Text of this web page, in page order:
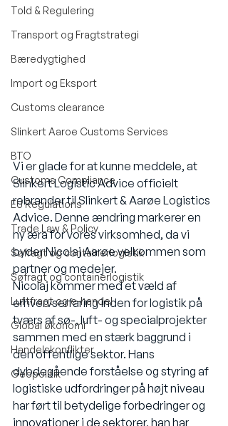
Told & Regulering
Transport og Fragtstrategi
Bæredygtighed
Import og Eksport
Customs clearance
Slinkert Aaroe Customs Services
BTO
Customs Compliance
EU Regulations
Trade Law & Policy
Søfragt og containerlogistik
Søfragt og containerlogistik
Luftfragt og e-handel
Global økonomi
Handelskonflikter
Geopolitik
Vi er glade for at kunne meddele, at
Slinkert Logistic Advice officielt
rebrander til Slinkert & Aarøe Logistics
Advice. Denne ændring markerer en
ny æra for vores virksomhed, da vi
byder Nicolaj Aarøe velkommen som
partner og medejer.
Nicolaj kommer med et væld af
erhvervserfaring inden for logistik på
tværs af sø-, luft- og specialprojekter
sammen med en stærk baggrund i
den offentlige sektor. Hans
dybdegående forståelse og styring af
logistiske udfordringer på højt niveau
har ført til betydelige forbedringer og
innovationer i de sektorer, han har